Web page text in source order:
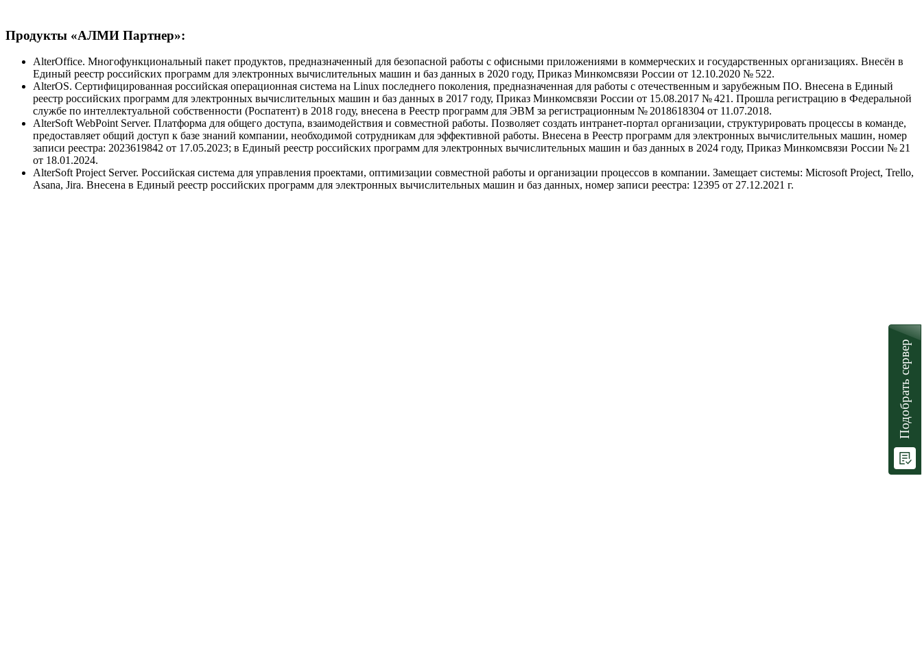
Подобрать сервер
Продукты «АЛМИ Партнер»:
AlterOffice. Многофункциональный пакет продуктов, предназначенный для безопасной работы с офисными приложениями в коммерческих и государственных организациях. Внесён в
Единый реестр российских программ для электронных вычислительных машин и баз данных в 2020 году, Приказ Минкомсвязи России от 12.10.2020 № 522.
AlterOS. Сертифицированная российская операционная система на Linux последнего поколения, предназначенная для работы с отечественным и зарубежным ПО. Внесена в Единый
реестр российских программ для электронных вычислительных машин и баз данных в 2017 году, Приказ Минкомсвязи России от 15.08.2017 № 421. Прошла регистрацию в Федеральной
службе по интеллектуальной собственности (Роспатент) в 2018 году, внесена в Реестр программ для ЭВМ за регистрационным № 2018618304 от 11.07.2018.
AlterSoft WebPoint Server. Платформа для общего доступа, взаимодействия и совместной работы. Позволяет создать интранет-портал организации, структурировать процессы в команде,
предоставляет общий доступ к базе знаний компании, необходимой сотрудникам для эффективной работы. Внесена в Реестр программ для электронных вычислительных машин, номер
записи реестра: 2023619842 от 17.05.2023; в Единый реестр российских программ для электронных вычислительных машин и баз данных в 2024 году, Приказ Минкомсвязи России № 21
от 18.01.2024.
AlterSoft Project Server. Российская система для управления проектами, оптимизации совместной работы и организации процессов в компании. Замещает системы: Microsoft Project, Trello,
Asana, Jira. Внесена в Единый реестр российских программ для электронных вычислительных машин и баз данных, номер записи реестра: 12395 от 27.12.2021 г.